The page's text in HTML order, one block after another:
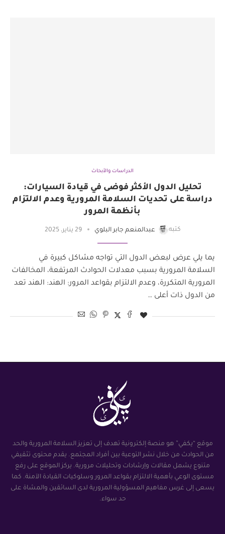
الدراسات والأبحاث
تحليل الدول الأكثر فوضى في قيادة السيارات:
دراسة على تحديات السلامة المرورية وعدم الالتزام
بأنظمة المرور
كتبه عبدالمنعم جابر البلوي 29 يناير، 2025
يما يلي عرض لبعض الدول التي تواجه مشاكل كبيرة في
السلامة المرورية بسبب معدلات الحوادث المرتفعة، المخالفات
المرورية المتكررة، وعدم الالتزام بقواعد المرور: الهند: الهند تعد
من الدول ذات أعلى …
موقع “يكفي” هو منصة إلكترونية تهدف إلى تعزيز السلامة المرورية والحد
من الحوادث من خلال نشر التوعية بين أفراد المجتمع. يقدم محتوى تثقيفي
متنوع يشمل مقالات وإرشادات وتحليلات مرورية. يركز الموقع على رفع
مستوى الوعي بأهمية الالتزام بقواعد المرور وسلوكيات القيادة الآمنة. كما
يسعى إلى غرس مفاهيم المسؤولية المرورية لدى السائقين والمشاة على
حد سواء.